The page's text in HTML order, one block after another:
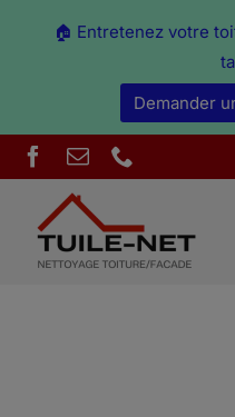
Skip
to
content
🏠 Entretenez votre
Demander